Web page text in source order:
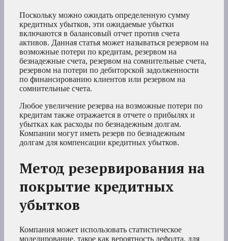
Поскольку можно ожидать определенную сумму
кредитных убытков, эти ожидаемые убытки
включаются в балансовый отчет против счета
активов. Данная статья может называться резервом на
возможные потери по кредитам, резервом на
безнадежные счета, резервом на сомнительные счета,
резервом на потери по дебиторской задолженности
по финансированию клиентов или резервом на
сомнительные счета.
Любое увеличение резерва на возможные потери по
кредитам также отражается в отчете о прибылях и
убытках как расходы по безнадежным долгам.
Компании могут иметь резерв по безнадежным
долгам для компенсации кредитных убытков.
Метод резервирования на
покрытие кредитных
убытков
Компания может использовать статистическое
моделирование, такое как вероятность дефолта, для